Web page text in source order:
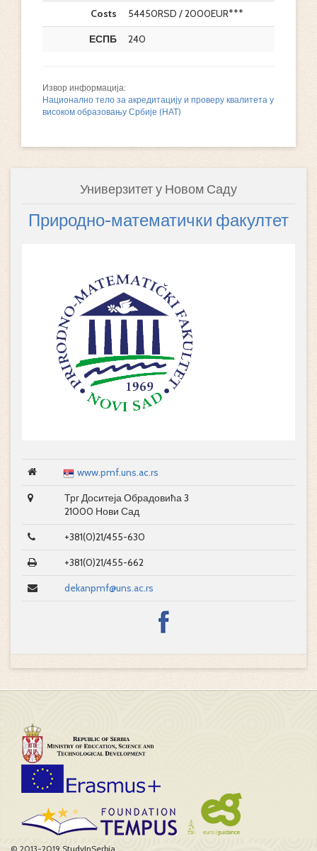
Costs
54450RSD / 2000EUR***
ЕСПБ
240
Извор информација:
Национално тело за акредитацију и проверу квалитета у
високом образовању Србије (НАТ)
Универзитет у Новом Саду
Природно-математички факултет
www.pmf.uns.ac.rs
Трг Доситеја Обрадовића 3
21000 Нови Сад
+381(0)21/455-630
+381(0)21/455-662
dekanpmf@uns.ac.rs
© 2013-2019 StudyInSerbia